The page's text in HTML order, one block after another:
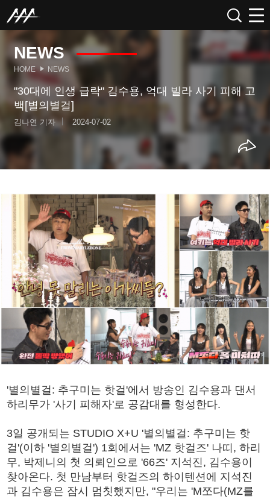
NEWS
HOME NEWS
"30대에 인생 급락" 김수용, 억대 빌라 사기 피해 고
백[별의별걸]
김나연 기자 2024-07-02
'별의별걸: 추구미는 핫걸'에서 방송인 김수용과 댄서
하리무가 '사기 피해자'로 공감대를 형성한다.
3일 공개되는 STUDIO X+U '별의별걸: 추구미는 핫
걸'(이하 '별의별걸') 1회에서는 'MZ 핫걸즈' 나띠, 하리
무, 박제니의 첫 의뢰인으로 '66즈' 지석진, 김수용이
찾아온다. 첫 만남부터 핫걸즈의 하이텐션에 지석진
과 김수용은 잠시 멈칫했지만, "우리는 'M쪼다(MZ를